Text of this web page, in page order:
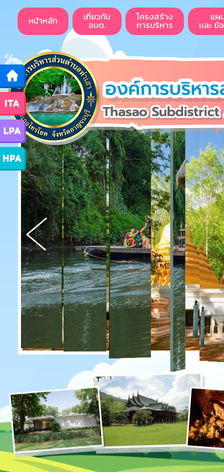
<<
หน้าหลัก เกี่ยวกับ
อบต.
โครงสร้าง
การบริหาร
แผ
เเละ